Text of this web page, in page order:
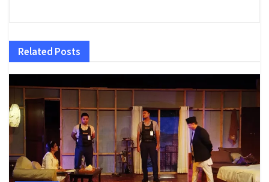
Related Posts